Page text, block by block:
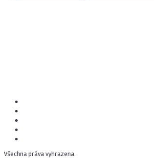
Všechna práva vyhrazena.